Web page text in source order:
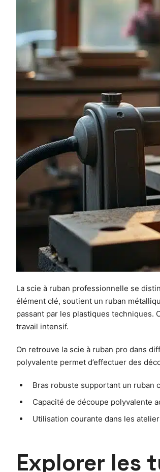
La scie à ruban professionnelle se
élément clé, soutient un ruban
passant par les plastiques
travail intensif.
On retrouve la scie à ruban pro dans
polyvalente permet d’effectuer des
Bras robuste supportant un ruban
Capacité de découpe polyvalente
Utilisation courante dans les
Explorer les